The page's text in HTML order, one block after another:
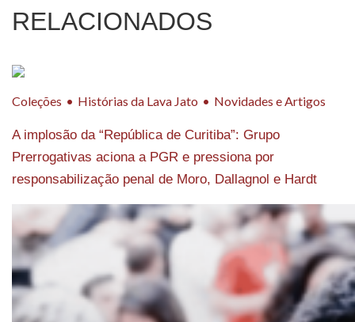
RELACIONADOS
Coleções Histórias da Lava Jato Novidades e Artigos
A implosão da “República de Curitiba”: Grupo
Prerrogativas aciona a PGR e pressiona por
responsabilização penal de Moro, Dallagnol e Hardt